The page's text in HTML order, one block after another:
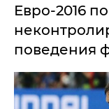
Евро-2016
поведения